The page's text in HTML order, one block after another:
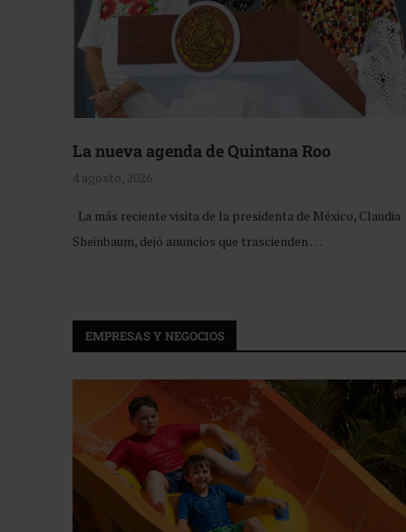
La nueva agenda de Quintana Roo
4 agosto, 2026
La más reciente visita de la presidenta de México, Claudia
Sheinbaum, dejó anuncios que trascienden …
EMPRESAS Y NEGOCIOS